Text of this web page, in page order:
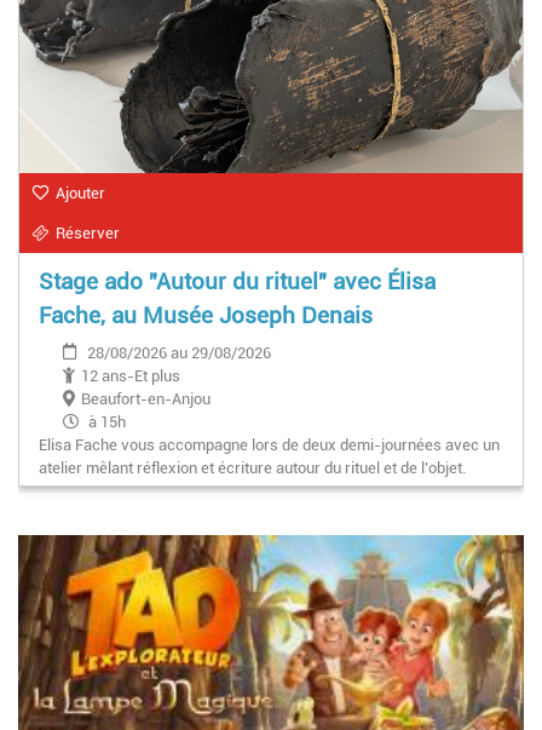
Ajouter
Réserver
Stage ado "Autour du rituel" avec Élisa
Fache, au Musée Joseph Denais
28/08/2026 au 29/08/2026
12 ans-Et plus
Beaufort-en-Anjou
à 15h
Elisa Fache vous accompagne lors de deux demi-journées avec un
atelier mêlant réflexion et écriture autour du rituel et de l’objet.